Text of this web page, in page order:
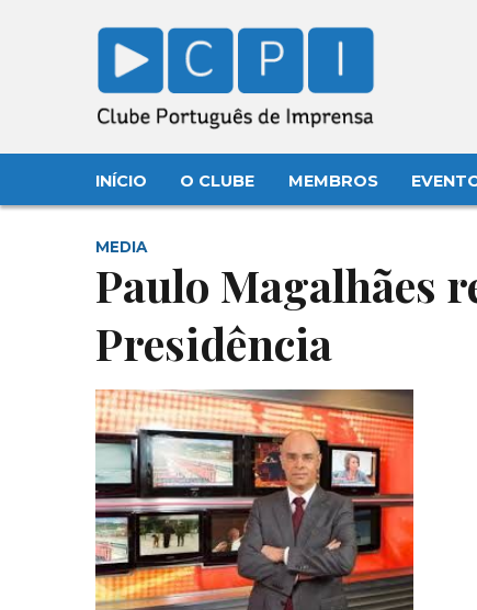
INÍCIO O CLUBE MEMBROS
MEDIA
Paulo Magalhães
Presidência